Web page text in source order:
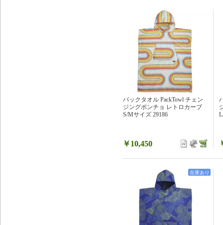
パックタオル PackTowl チェン
ジングポンチョ レトロカーブ
S/Mサイズ 29186
￥10,450
在庫あり